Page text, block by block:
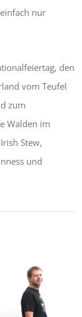
nur
den
vom Teufel
zum
Walden im
Stew,
und